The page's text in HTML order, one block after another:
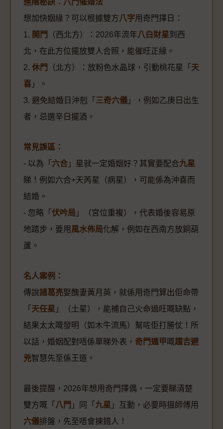
進階秘訣：八門催婚法
想加快姻緣？可以根據雙方八字用奇門擇日：
1. 開門 （西北方）：2026年流年八白財星到西
北，在此方位擺放雙人合照，能催旺正緣。
2. 休門 （北方）：放粉色水晶球，引動桃花星「 天
喜 」。
3. 避免結婚日沖剋「 三奇六儀 」，例如乙庚日出生
者，忌選辛日擺酒。
常見誤區：
- 以為「 六合 」星就一定婚姻好？其實要配合九星
睇！例如六合+天芮星（病星），可能係為沖喜而
結婚。
- 忽略「 伏吟局 」（宮位重複），代表婚後容易原
地踏步，要用 風水佈局化解，例如在西南方放銅葫
蘆。
名人案例：
傳說諸葛亮娶醜妻黃月英，就係用奇門算出佢命帶
「 天任星 」（土星），能補自己火命過旺嘅缺點，
結果太太嘅發明（如木牛流馬）幫咗佢打勝仗！所
以話，婚姻配對唔係單睇外表， 奇門遁甲嘅趨吉避
兇智慧先至係王道。
最後提醒，2026年想用奇門擇偶，一定要睇清楚
雙方嘅「 八門 」同「 九星 」互動，必要時搵師傅用
六儀排盤，先至唔會揀錯人！